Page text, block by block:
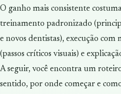
O ganho mais consistente
treinamento padronizado
e novos dentistas), execução com
(passos críticos visuais) e
A seguir, você encontra um
sentido, por onde começar e